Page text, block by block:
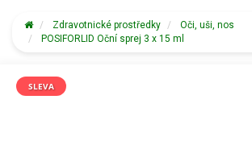
Zdravotnické prostředky
Oči, uši, nos
POSIFORLID Oční sprej 3 x 15 ml
SLEVA